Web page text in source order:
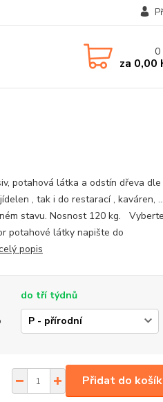
0
za 0,00
potahová látka a odstín dřeva dle
, tak i do restarací , kaváren,
stavu. Nosnost 120 kg.
látky napište do
popis
do tří týdnů
Přidat do